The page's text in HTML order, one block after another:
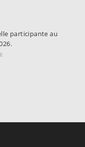
participante au